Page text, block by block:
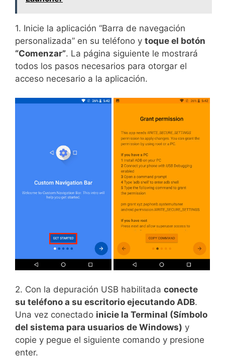
1. Inicie la aplicación “Barra de navegación
personalizada” en su teléfono y toque el botón
“Comenzar”. La página siguiente le mostrará
todos los pasos necesarios para otorgar el
acceso necesario a la aplicación.
2. Con la depuración USB habilitada conecte
su teléfono a su escritorio ejecutando ADB.
Una vez conectado inicie la Terminal (Símbolo
del sistema para usuarios de Windows) y
copie y pegue el siguiente comando y presione
enter.